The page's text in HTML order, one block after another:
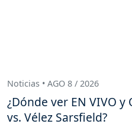
Noticias • AGO 8 / 2026
¿Dónde ver EN VIVO y
vs. Vélez Sarsfield?